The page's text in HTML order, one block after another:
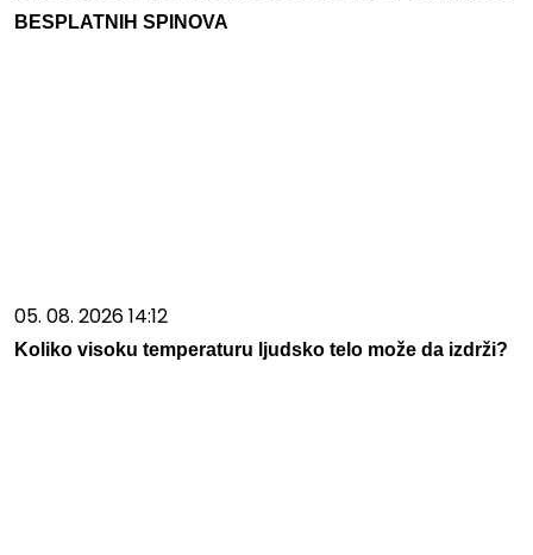
BESPLATNIH SPINOVA
05. 08. 2026 14:12
Koliko visoku temperaturu ljudsko telo može da izdrži?